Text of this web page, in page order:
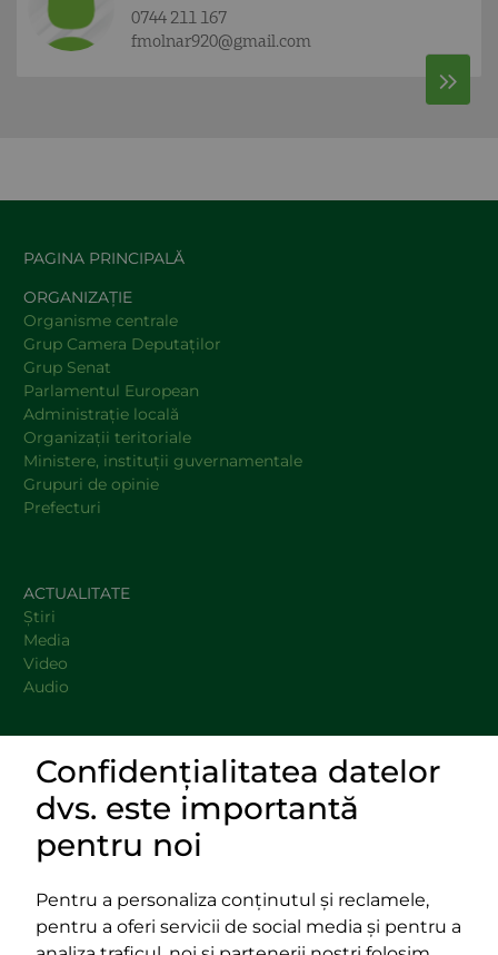
0744 211 167
fmolnar920@gmail.com
PAGINA PRINCIPALĂ
ORGANIZAȚIE
Organisme centrale
Grup Camera Deputaţilor
Grup Senat
Parlamentul European
Administraţie locală
Organizaţii teritoriale
Ministere, instituţii guvernamentale
Grupuri de opinie
Prefecturi
ACTUALITATE
Știri
Media
Video
Audio
DOCUMENTE
LINKURI UTILE
Impressum
Confidențialitatea datelor
dvs. este importantă
pentru noi
Pentru a personaliza conținutul și reclamele,
pentru a oferi servicii de social media și pentru a